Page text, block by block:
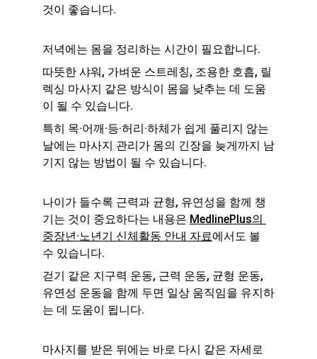
것이 좋습니다.
저녁에는 몸을 정리하는 시간이 필요합니다.
따뜻한 샤워, 가벼운 스트레칭, 조용한 호흡, 릴
렉싱 마사지 같은 방식이 몸을 낮추는 데 도움
이 될 수 있습니다.
특히 목·어깨·등·허리·하체가 쉽게 풀리지 않는
날에는 마사지 관리가 몸의 긴장을 늦게까지 남
기지 않는 방법이 될 수 있습니다.
나이가 들수록 근력과 균형, 유연성을 함께 챙
기는 것이 중요하다는 내용은 MedlinePlus의
중장년·노년기 신체활동 안내 자료에서도 볼
수 있습니다.
걷기 같은 지구력 운동, 근력 운동, 균형 운동,
유연성 운동을 함께 두면 일상 움직임을 유지하
는 데 도움이 됩니다.
마사지를 받은 뒤에는 바로 다시 같은 자세로